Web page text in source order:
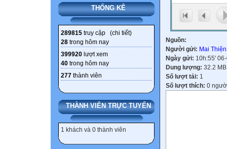
THỐNG KÊ
289815 truy cập (chi tiết)
28 trong hôm nay
399920 lượt xem
40 trong hôm nay
277 thành viên
THÀNH VIÊN TRỰC TUYẾN
1 khách và 0 thành viên
Nguồn:
Người gửi: Mai
Ngày gửi: 10h:55'
Dung lượng: 32.2 MB
Số lượt tải: 1
Số lượt thích: 0